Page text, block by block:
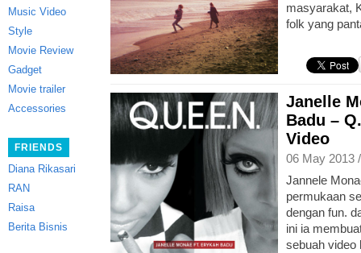
Music Video
Style
Movie Review
Gadget
Movie trailer
Accessories
FRIENDS
Diana Rikasari
RAN
Raisa
Berita Bisnis
masyarakat,
folk yang
Janelle
Badu –
Video
06 May 2013
Jannele
permukaan
dengan fun.
ini ia
sebuah video